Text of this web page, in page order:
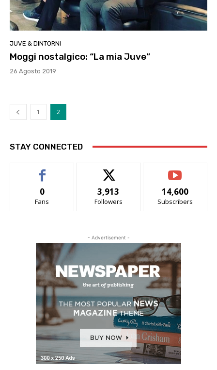
JUVE & DINTORNI
Moggi nostalgico: “La mia Juve”
26 Agosto 2019
1 2
STAY CONNECTED
0
Fans
3,913
Followers
14,600
Subscribers
- Advertisement -